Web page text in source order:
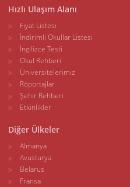
Hızlı Ulaşım Alanı
Fiyat Listesi
İndirimli Okullar Listesi
İngilizce Testi
Okul Rehberi
Üniversitelerimiz
Röportajlar
Şehir Rehberi
Etkinlikler
Diğer Ülkeler
Almanya
Avusturya
Belarus
Fransa